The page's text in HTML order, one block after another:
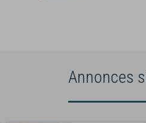
Annonces